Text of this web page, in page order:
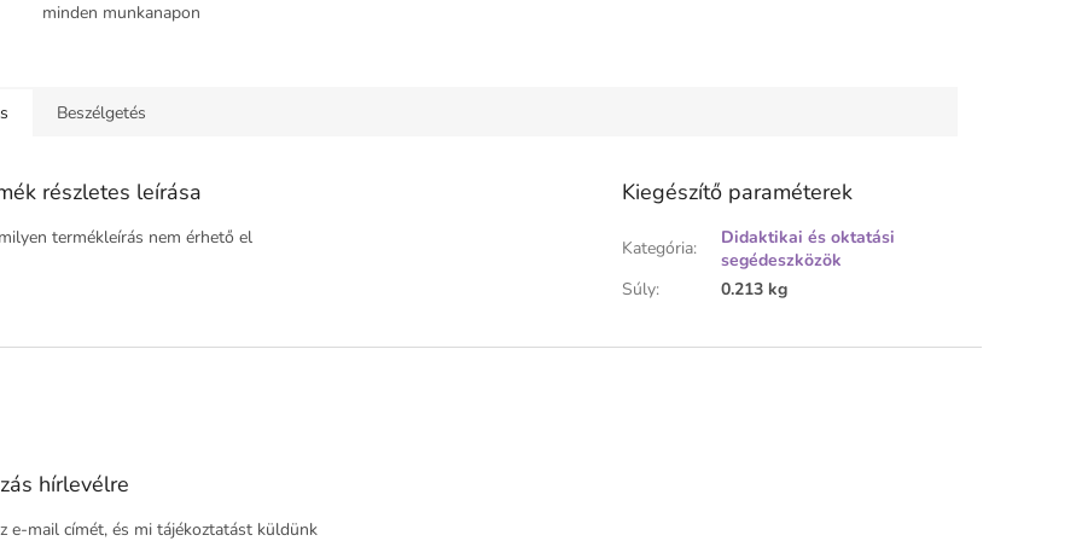
minden munkanapon
Beszélgetés
részletes leírása
termékleírás nem érhető el
Kiegészítő paraméterek
Kategória:
Didaktikai és oktatási
segédeszközök
Súly: 0.213 kg
hírlevélre
e-mail címét, és mi tájékoztatást küldünk